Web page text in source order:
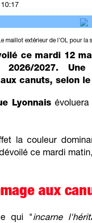
maillot extérieur de l'OL pour
ce mardi 12
2026/2027.
canuts, selon
Lyonnaisévoluera
la couleur
ce mardi
aux
qui "incarne